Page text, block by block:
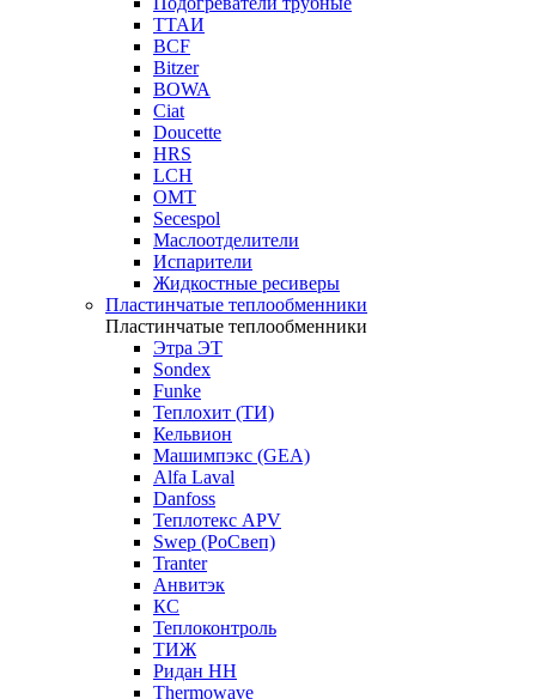
ТТАИ
BCF
Bitzer
BOWA
Ciat
Doucette
HRS
LCH
OMT
Secespol
Маслоотделители
Испарители
Жидкостные ресиверы
Пластинчатые теплообменники
Пластинчатые теплообменники
Этра ЭТ
Sondex
Funke
Теплохит (ТИ)
Кельвион
Машимпэкс (GEA)
Alfa Laval
Danfoss
Теплотекс APV
Swep (РоСвеп)
Tranter
Анвитэк
КС
Теплоконтроль
ТИЖ
Ридан НН
Thermowave